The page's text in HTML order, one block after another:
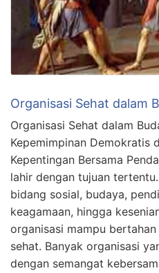
Organisasi Sehat dalam
Organisasi Sehat dalam
Kepemimpinan Demokratis
Kepentingan Bersama
lahir dengan tujuan
bidang sosial, budaya,
keagamaan, hingga
organisasi mampu
sehat. Banyak organisasi
dengan semangat